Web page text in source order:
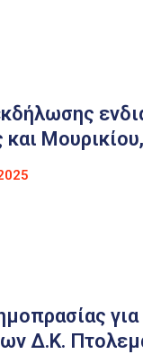
και
Δ.Κ.